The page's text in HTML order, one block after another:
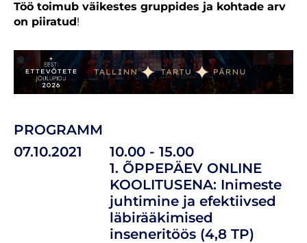
Töö toimub väikestes gruppides ja kohtade arv
on piiratud!
PROGRAMM
07.10.2021
10.00 - 15.00
1. ÕPPEPÄEV ONLINE
KOOLITUSENA: Inimeste
juhtimine ja efektiivsed
läbirääkimised
inseneritöös (4,8 TP)